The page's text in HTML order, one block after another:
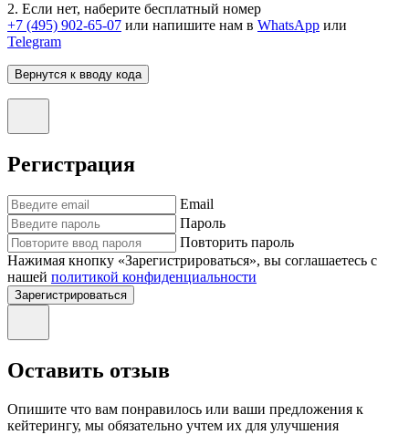
2. Если нет, наберите бесплатный номер
+7 (495) 902-65-07 или напишите нам в WhatsApp или
Telegram
Вернутся к вводу кода
Регистрация
Email
Пароль
Повторить пароль
Нажимая кнопку «Зарегистрироваться», вы соглашаетесь с
нашей политикой конфиденциальности
Зарегистрироваться
Оставить отзыв
Опишите что вам понравилось или ваши предложения к
кейтерингу, мы обязательно учтем их для улучшения